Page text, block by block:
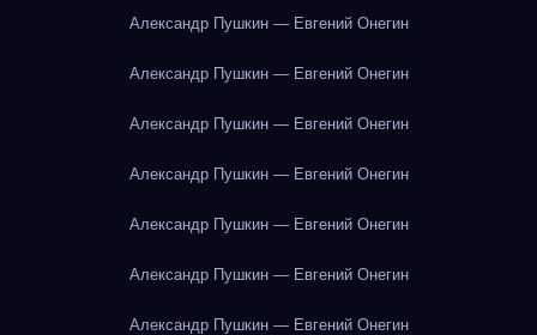
Александр Пушкин — Евгений Онегин
Александр Пушкин — Евгений Онегин
Александр Пушкин — Евгений Онегин
Александр Пушкин — Евгений Онегин
Александр Пушкин — Евгений Онегин
Александр Пушкин — Евгений Онегин
Александр Пушкин — Евгений Онегин